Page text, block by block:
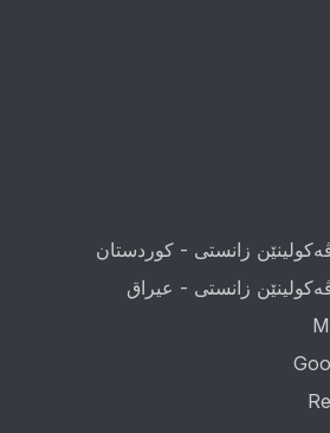
وڤەکولینێن زانستی - کوردستان
زانستی - عيراق